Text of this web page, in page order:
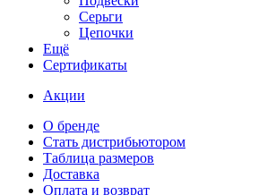
Серьги
Цепочки
Ещё
Сертификаты
Акции
О бренде
Стать дистрибьютором
Таблица размеров
Доставка
Оплата и возврат